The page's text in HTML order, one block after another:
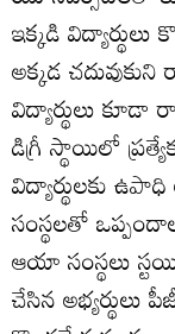
ఇక్కడి
అక్కడ
విద్యార్థులు
డిగ్రీ స్థాయిలో
విద్యార్థులకు
సంస్థలతో
ఆయా సంస్థలు
చేసిన